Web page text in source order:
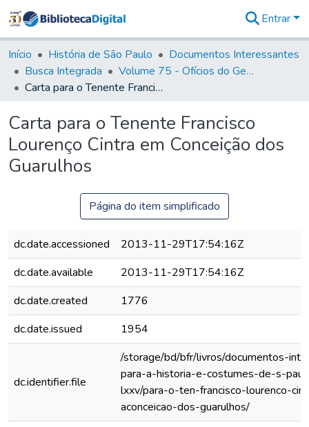
&
Coleções
Tudo na
Biblioteca
Estatísticas
Entrar
Início História de São Paulo
Documentos Interessantes
Busca Integrada
Volume 75 - Ofícios do General Martim Lopes Lobo de Saldanha (Governador da Capitania): 1776-1777
Carta para o Tenente Francisco Lourenço Cintra em Conceição dos Guarulhos
Carta para o Tenente Francisco
Lourenço Cintra em Conceição dos
Guarulhos
Página do item simplificado
dc.date.accessioned
2013-11-29T17:54:16Z
dc.date.available
2013-11-29T17:54:16Z
dc.date.created
1776
dc.date.issued
1954
dc.identifier.file
/storage/bd/bfr/livros/documentos-
para-a-historia-e-costumes-de-s-
lxxv/para-o-ten-francisco-lourenco-
aconceicao-dos-guarulhos/